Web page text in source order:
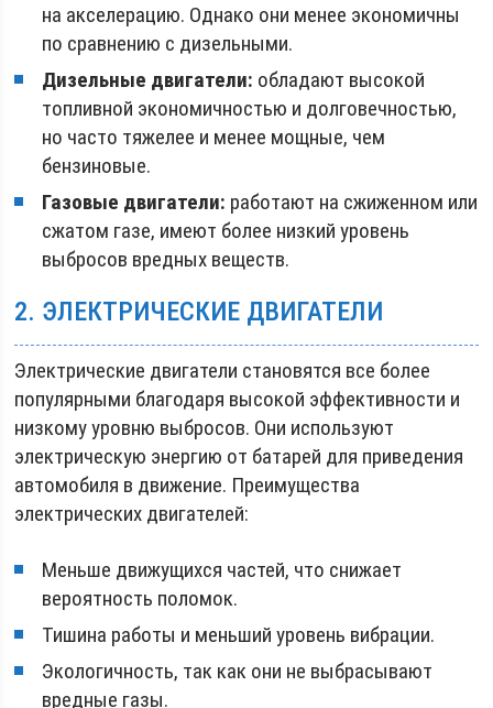
на акселерацию. Однако они менее экономичны
по сравнению с дизельными.
Дизельные двигатели: обладают высокой
топливной экономичностью и долговечностью,
но часто тяжелее и менее мощные, чем
бензиновые.
Газовые двигатели: работают на сжиженном или
сжатом газе, имеют более низкий уровень
выбросов вредных веществ.
2. ЭЛЕКТРИЧЕСКИЕ ДВИГАТЕЛИ
Электрические двигатели становятся все более
популярными благодаря высокой эффективности и
низкому уровню выбросов. Они используют
электрическую энергию от батарей для приведения
автомобиля в движение. Преимущества
электрических двигателей:
Меньше движущихся частей, что снижает
вероятность поломок.
Тишина работы и меньший уровень вибрации.
Экологичность, так как они не выбрасывают
вредные газы.